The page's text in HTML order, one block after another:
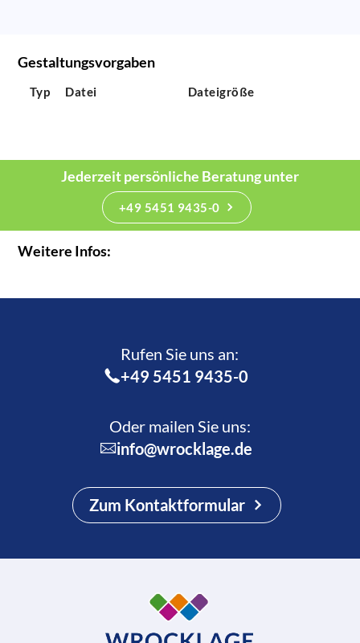
Gestaltungsvorgaben
Typ Datei Dateigröße
Jederzeit persönliche Beratung unter
+49 5451 9435-0
Weitere Infos:
Rufen Sie uns an:­
+49 5451 9435-0
Oder mailen Sie uns:
info@wrocklage.de
Zum Kontaktformular